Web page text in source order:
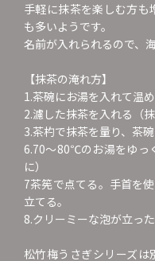
手軽に抹茶を楽しむ方
も多いようです。
名前が入れられるので、
【抹茶の淹れ方】
1.茶碗にお湯を入れて温め
2.濾した抹茶を入れる（
3.茶杓で抹茶を量り、茶碗
6.70～80℃のお湯をゆっ
に）
7茶筅で点てる。手首を
立てる。
8.クリーミーな泡が立っ
松竹梅うさぎシリーズは